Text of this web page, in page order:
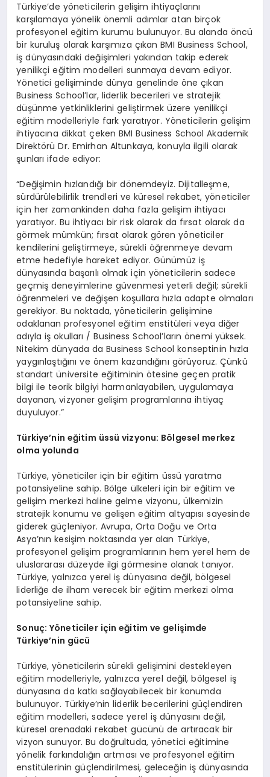
Türkiye’de yöneticilerin gelişim ihtiyaçlarını
karşılamaya yönelik önemli adımlar atan birçok
profesyonel eğitim kurumu bulunuyor. Bu alanda öncü
bir kuruluş olarak karşımıza çıkan BMI Business School,
iş dünyasındaki değişimleri yakından takip ederek
yenilikçi eğitim modelleri sunmaya devam ediyor.
Yönetici gelişiminde dünya genelinde öne çıkan
Business School’lar, liderlik becerileri ve stratejik
düşünme yetkinliklerini geliştirmek üzere yenilikçi
eğitim modelleriyle fark yaratıyor. Yöneticilerin gelişim
ihtiyacına dikkat çeken BMI Business School Akademik
Direktörü Dr. Emirhan Altunkaya, konuyla ilgili olarak
şunları ifade ediyor:
“Değişimin hızlandığı bir dönemdeyiz. Dijitalleşme,
sürdürülebilirlik trendleri ve küresel rekabet, yöneticiler
için her zamankinden daha fazla gelişim ihtiyacı
yaratıyor. Bu ihtiyacı bir risk olarak da fırsat olarak da
görmek mümkün; fırsat olarak gören yöneticiler
kendilerini geliştirmeye, sürekli öğrenmeye devam
etme hedefiyle hareket ediyor. Günümüz iş
dünyasında başarılı olmak için yöneticilerin sadece
geçmiş deneyimlerine güvenmesi yeterli değil; sürekli
öğrenmeleri ve değişen koşullara hızla adapte olmaları
gerekiyor. Bu noktada, yöneticilerin gelişimine
odaklanan profesyonel eğitim enstitüleri veya diğer
adıyla iş okulları / Business School’ların önemi yüksek.
Nitekim dünyada da Business School konseptinin hızla
yaygınlaştığını ve önem kazandığını görüyoruz. Çünkü
standart üniversite eğitiminin ötesine geçen pratik
bilgi ile teorik bilgiyi harmanlayabilen, uygulamaya
dayanan, vizyoner gelişim programlarına ihtiyaç
duyuluyor.”
Türkiye’nin eğitim üssü vizyonu: Bölgesel merkez
olma yolunda
Türkiye, yöneticiler için bir eğitim üssü yaratma
potansiyeline sahip. Bölge ülkeleri için bir eğitim ve
gelişim merkezi haline gelme vizyonu, ülkemizin
stratejik konumu ve gelişen eğitim altyapısı sayesinde
giderek güçleniyor. Avrupa, Orta Doğu ve Orta
Asya’nın kesişim noktasında yer alan Türkiye,
profesyonel gelişim programlarının hem yerel hem de
uluslararası düzeyde ilgi görmesine olanak tanıyor.
Türkiye, yalnızca yerel iş dünyasına değil, bölgesel
liderliğe de ilham verecek bir eğitim merkezi olma
potansiyeline sahip.
Sonuç: Yöneticiler için eğitim ve gelişimde
Türkiye’nin gücü
Türkiye, yöneticilerin sürekli gelişimini destekleyen
eğitim modelleriyle, yalnızca yerel değil, bölgesel iş
dünyasına da katkı sağlayabilecek bir konumda
bulunuyor. Türkiye’nin liderlik becerilerini güçlendiren
eğitim modelleri, sadece yerel iş dünyasını değil,
küresel arenadaki rekabet gücünü de artıracak bir
vizyon sunuyor. Bu doğrultuda, yönetici eğitimine
yönelik farkındalığın artması ve profesyonel eğitim
enstitülerinin güçlendirilmesi, geleceğin iş dünyasında